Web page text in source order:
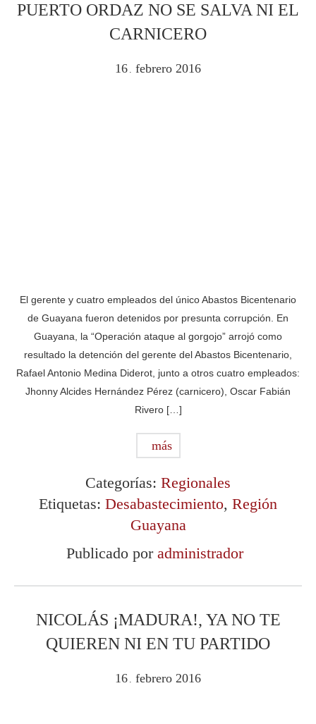
PUERTO ORDAZ NO SE SALVA NI EL
CARNICERO
16 . febrero 2016
El gerente y cuatro empleados del único Abastos Bicentenario
de Guayana fueron detenidos por presunta corrupción. En
Guayana, la “Operación ataque al gorgojo” arrojó como
resultado la detención del gerente del Abastos Bicentenario,
Rafael Antonio Medina Diderot, junto a otros cuatro empleados:
Jhonny Alcides Hernández Pérez (carnicero), Oscar Fabián
Rivero […]
más
Categorías: Regionales
Etiquetas: Desabastecimiento, Región
Guayana
Publicado por administrador
NICOLÁS ¡MADURA!, YA NO TE
QUIEREN NI EN TU PARTIDO
16 . febrero 2016